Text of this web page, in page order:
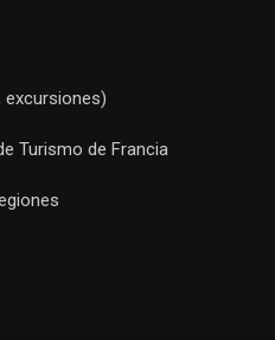
excursiones)
Turismo de Francia